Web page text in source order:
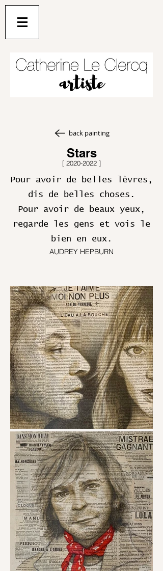
back painting
Stars
[ 2020-2022 ]
Pour avoir de belles lèvres,
dis de belles choses.
Pour avoir de beaux yeux,
regarde les gens et vois le
bien en eux.
AUDREY HEPBURN